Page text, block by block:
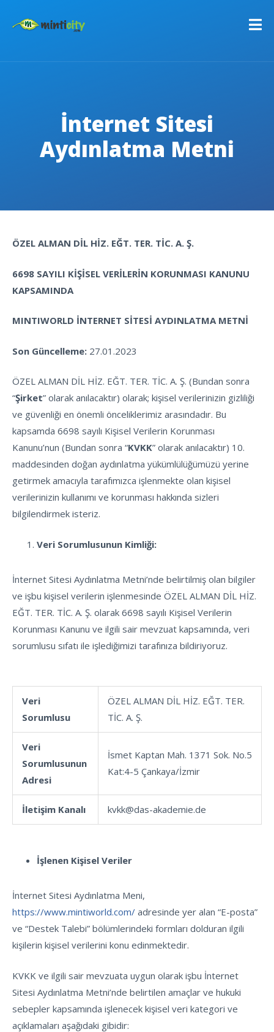
İnternet Sitesi
Aydınlatma Metni
ÖZEL ALMAN DİL HİZ. EĞT. TER. TİC. A. Ş.
6698 SAYILI KİŞİSEL VERİLERİN KORUNMASI KANUNU
KAPSAMINDA
MINTIWORLD İNTERNET SİTESİ AYDINLATMA METNİ
Son Güncelleme: 27.01.2023
ÖZEL ALMAN DİL HİZ. EĞT. TER. TİC. A. Ş. (Bundan sonra
“Şirket” olarak anılacaktır) olarak; kişisel verilerinizin gizliliği
ve güvenliği en önemli önceliklerimiz arasındadır. Bu
kapsamda 6698 sayılı Kişisel Verilerin Korunması
Kanunu’nun (Bundan sonra “KVKK” olarak anılacaktır) 10.
maddesinden doğan aydınlatma yükümlülüğümüzü yerine
getirmek amacıyla tarafımızca işlenmekte olan kişisel
verilerinizin kullanımı ve korunması hakkında sizleri
bilgilendirmek isteriz.
Veri Sorumlusunun Kimliği:
İnternet Sitesi Aydınlatma Metni’nde belirtilmiş olan bilgiler
ve işbu kişisel verilerin işlenmesinde ÖZEL ALMAN DİL HİZ.
EĞT. TER. TİC. A. Ş. olarak 6698 sayılı Kişisel Verilerin
Korunması Kanunu ve ilgili sair mevzuat kapsamında, veri
sorumlusu sıfatı ile işlediğimizi tarafınıza bildiriyoruz.
Veri
Sorumlusu
ÖZEL ALMAN DİL HİZ. EĞT. TER.
TİC. A. Ş.
Veri
Sorumlusunun
Adresi
İsmet Kaptan Mah. 1371 Sok. No.5
Kat:4-5 Çankaya/İzmir
İletişim Kanalı kvkk@das-akademie.de
İşlenen Kişisel Veriler
İnternet Sitesi Aydınlatma Meni,
https://www.mintiworld.com/ adresinde yer alan “E-posta”
ve “Destek Talebi” bölümlerindeki formları dolduran ilgili
kişilerin kişisel verilerini konu edinmektedir.
KVKK ve ilgili sair mevzuata uygun olarak işbu İnternet
Sitesi Aydınlatma Metni’nde belirtilen amaçlar ve hukuki
sebepler kapsamında işlenecek kişisel veri kategori ve
açıklamaları aşağıdaki gibidir: